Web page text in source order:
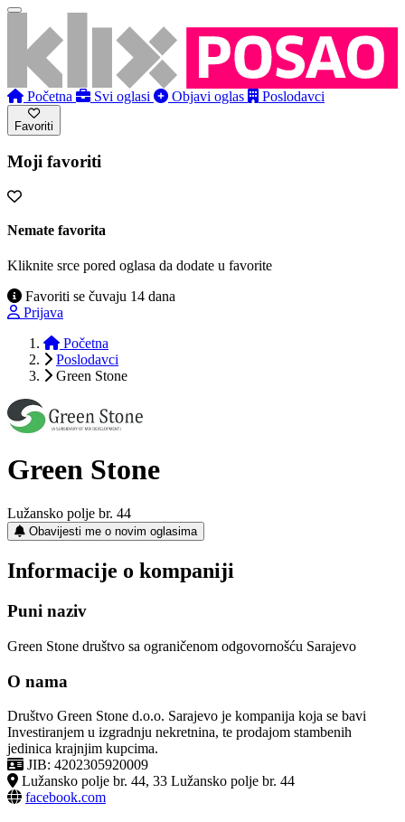
Početna Svi oglasi Objavi oglas Poslodavci
Favoriti
Moji favoriti
Nemate favorita
Kliknite srce pored oglasa da dodate u favorite
Favoriti se čuvaju 14 dana
Prijava
Početna
Poslodavci
Green Stone
Green Stone
Lužansko polje br. 44
Obavijesti me o novim oglasima
Informacije o kompaniji
Puni naziv
Green Stone društvo sa ograničenom odgovornošću Sarajevo
O nama
Društvo Green Stone d.o.o. Sarajevo je kompanija koja se bavi
Investiranjem u izgradnju nekretnina, te prodajom stambenih
jedinica krajnjim kupcima.
JIB: 4202305920009
Lužansko polje br. 44, 33 Lužansko polje br. 44
facebook.com